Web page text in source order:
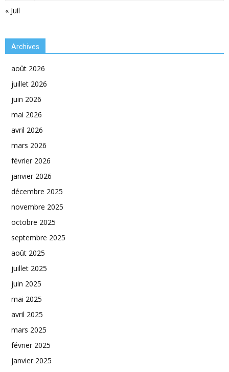
« Juil
Archives
août 2026
juillet 2026
juin 2026
mai 2026
avril 2026
mars 2026
février 2026
janvier 2026
décembre 2025
novembre 2025
octobre 2025
septembre 2025
août 2025
juillet 2025
juin 2025
mai 2025
avril 2025
mars 2025
février 2025
janvier 2025